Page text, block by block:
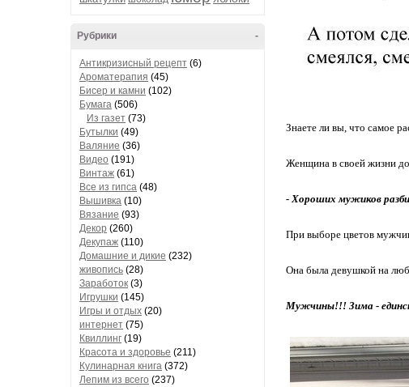
-
Рубрики
Антикризисный рецепт (6)
Ароматерапия (45)
Бисер и камни (102)
Бумага (506)
Из газет (73)
Бутылки (49)
Валяние (36)
Видео (191)
Винтаж (61)
Все из гипса (48)
Вышивка (10)
Вязание (93)
Декор (260)
Декупаж (110)
Домашние и дикие (232)
живопись (28)
Заработок (3)
Игрушки (145)
Игры и отдых (20)
интернет (75)
Квиллинг (19)
Красота и здоровье (211)
Кулинарная книга (372)
Лепим из всего (237)
Знаете ли вы, что самое
Женщина в своей жизни
- Хороших мужиков
При выборе цветов
Она была девушкой на
Мужчины!!! Зима -